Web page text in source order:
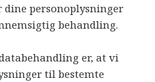
personoplysninger
behandling.
er, at vi
til bestemte